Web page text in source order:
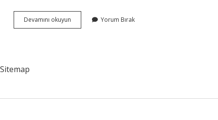
Devamını okuyun Koruyucu
Gezegen
Yorum Bırak
Sitemap